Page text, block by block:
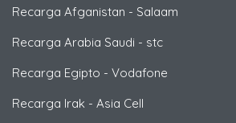
Recarga Afganistan - Salaam
Recarga Arabia Saudi - stc
Recarga Egipto - Vodafone
Recarga Irak - Asia Cell